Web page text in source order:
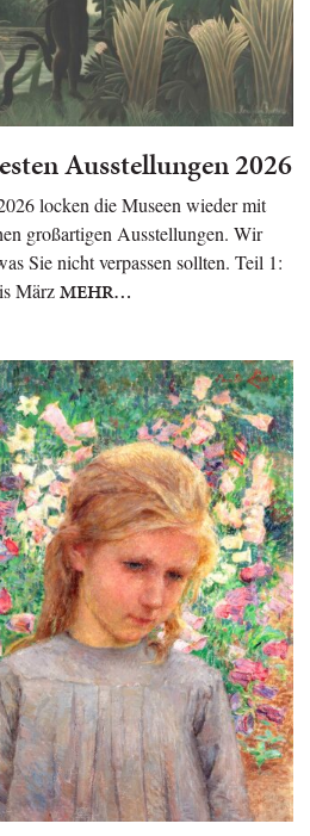
Ausstellungen 2026
locken die Museen wieder mit
großartigen Ausstellungen. Wir
Sie nicht verpassen sollten. Teil 1:
MärzMEHR…